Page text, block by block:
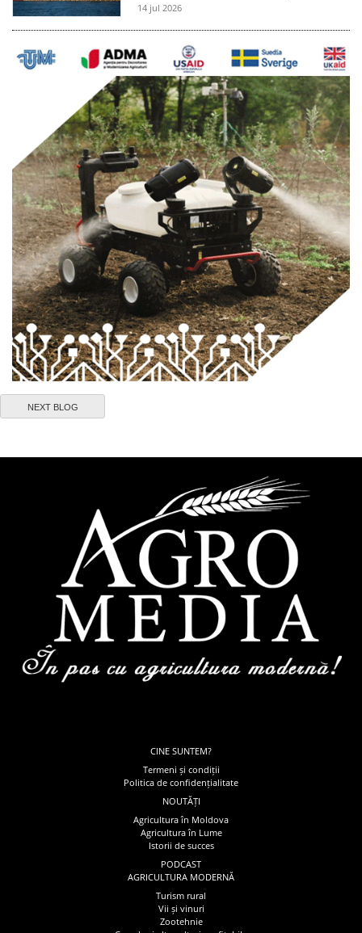
14 jul 2026
NEXT BLOG
CINE SUNTEM?
Termeni și condiții
Politica de confidențialitate
NOUTĂȚI
Agricultura în Moldova
Agricultura în Lume
Istorii de succes
PODCAST
AGRICULTURA MODERNĂ
Turism rural
Vii și vinuri
Zootehnie